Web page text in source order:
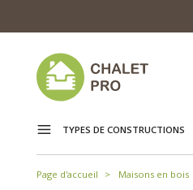
TYPES DE CONSTRUCTIONS
Page d'accueil Maisons en bois